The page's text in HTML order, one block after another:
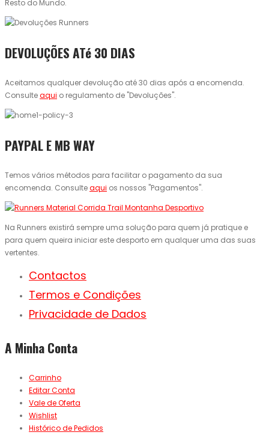
Resto do Mundo.
DEVOLUÇÕES ATé 30 DIAS
Aceitamos qualquer devolução até 30 dias após a encomenda.
Consulteaqui o regulamento de "Devoluções".
PAYPAL E MB WAY
Temos vários métodos para facilitar o pagamento da sua
encomenda. Consulteaqui os nossos "Pagamentos".
Na Runners existirá sempre uma solução para quem já pratique e
para quem queira iniciar este desporto em qualquer uma das suas
vertentes.
Contactos
Termos e Condições
Privacidade de Dados
A Minha Conta
Carrinho
Editar Conta
Vale de Oferta
Wishlist
Histórico de Pedidos